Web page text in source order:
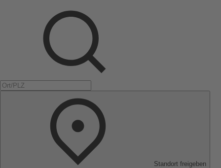
Standort freigeben